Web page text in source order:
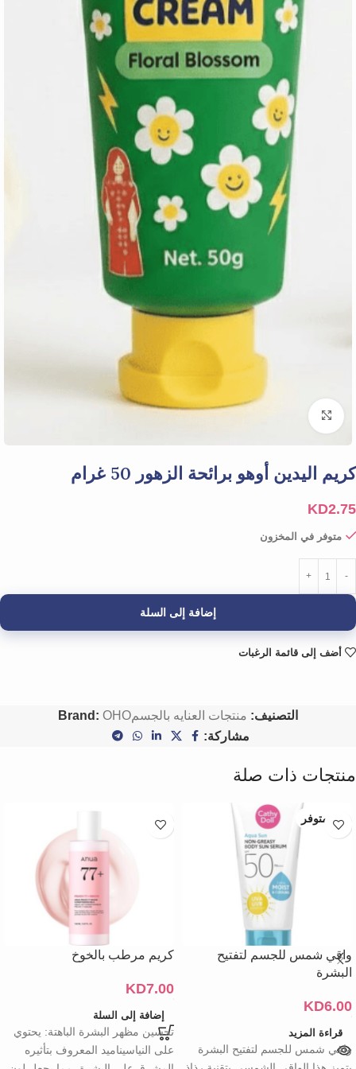
Click to enlarge
كريم اليدين أوهو برائحة الزهور 50 غرام
KD2.75
متوفر في المخزون
إضافة إلى السلة
أضف إلى قائمة الرغبات
التصنيف: منتجات العنايه بالجسم Brand: OHO
مشاركة:
منتجات ذات صلة
غير متوفر
واقي شمس للجسم لتفتيح
البشرة
KD6.00
قراءة المزيد
واقي شمس للجسم لتفتيح البشرة
كريم مرطب بالخوخ
KD7.00
إضافة إلى السلة
تحسين مظهر البشرة الباهتة: يحتوي
على النياسيناميد المعروف بتأثيره